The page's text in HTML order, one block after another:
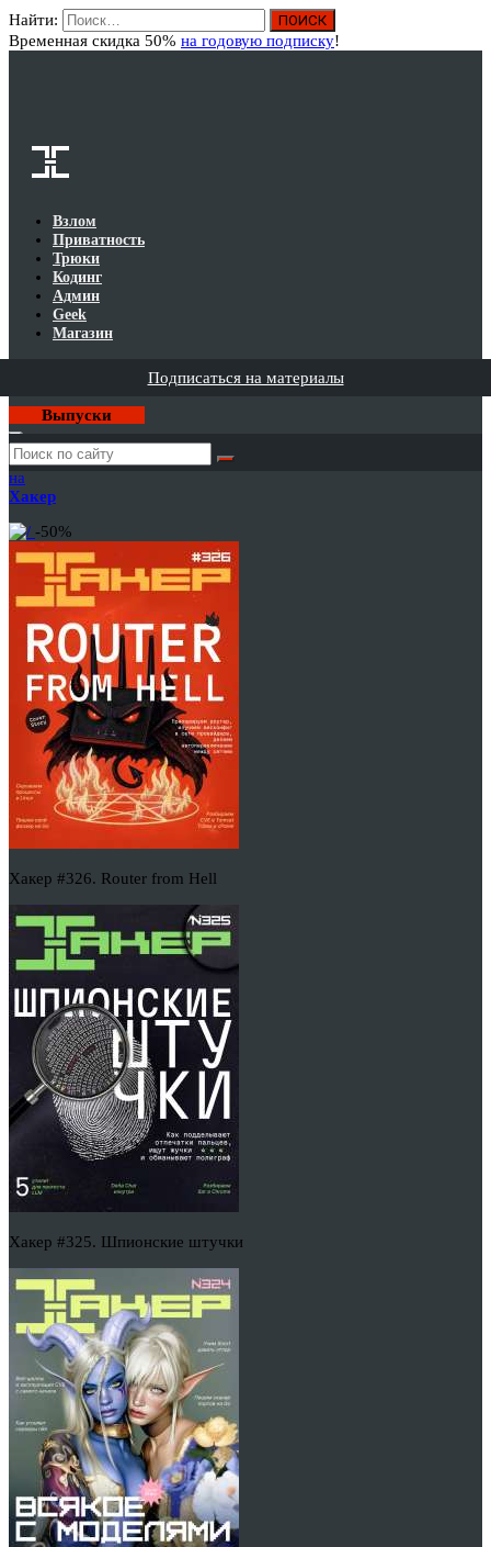
Найти:
Временная скидка 50% на годовую подписку!
Взлом
Приватность
Трюки
Кодинг
Админ
Geek
Магазин
Подписаться на материалы
Выпуски
Годовая
подписка
на
Хакер
-50%
Хакер #326. Router from Hell
Хакер #325. Шпионские штучки